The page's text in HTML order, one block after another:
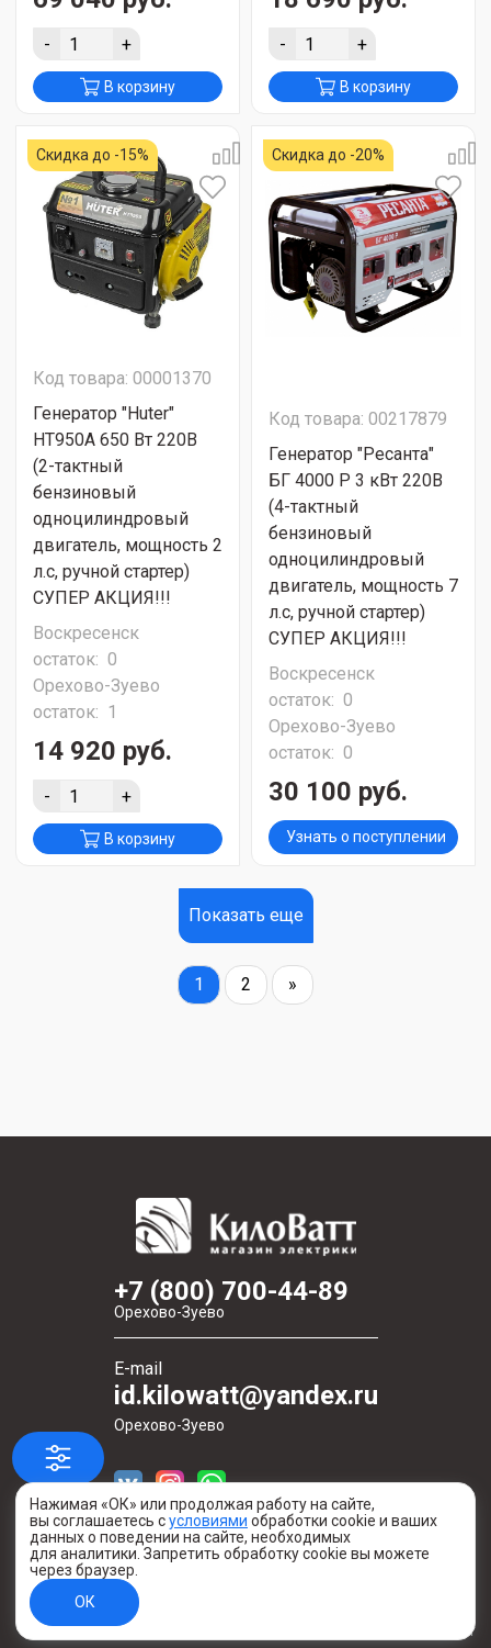
- +
В корзину
- +
В корзину
Скидка до -15%
Код товара: 00001370
Генератор "Huter"
HT950A 650 Вт 220В
(2-тактный
бензиновый
одноцилиндровый
двигатель, мощность 2
л.с, ручной стартер)
СУПЕР АКЦИЯ!!!
Воскресенск
остаток: 0
Орехово-Зуево
остаток: 1
14 920 руб.
- +
В корзину
Скидка до -20%
Код товара: 00217879
Генератор "Ресанта"
БГ 4000 Р 3 кВт 220В
(4-тактный
бензиновый
одноцилиндровый
двигатель, мощность 7
л.с, ручной стартер)
СУПЕР АКЦИЯ!!!
Воскресенск
остаток: 0
Орехово-Зуево
остаток: 0
30 100 руб.
Узнать о поступлении
Показать еще
1 2 »
+7 (800) 700-44-89
Орехово-Зуево
E-mail
id.kilowatt@yandex.ru
Орехово-Зуево
© 2020—2026 Киловатт
Нажимая «ОК» или продолжая работу на сайте,
вы соглашаетесь сусловиями обработки cookie и ваших
данных о поведении на сайте, необходимых
для аналитики. Запретить обработку cookie вы можете
через браузер.
ОК